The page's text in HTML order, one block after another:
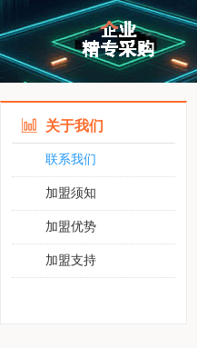
关于我们
联系我们
加盟须知
加盟优势
加盟支持